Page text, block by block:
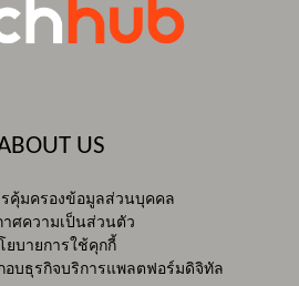
US
คุ้มครองข้อมูลส่วนบุคคล
ศความเป็นส่วนตัว
ยบายการใช้คุกกี้
อบธุรกิจบริการแพลตฟอร์มดิจิทัล